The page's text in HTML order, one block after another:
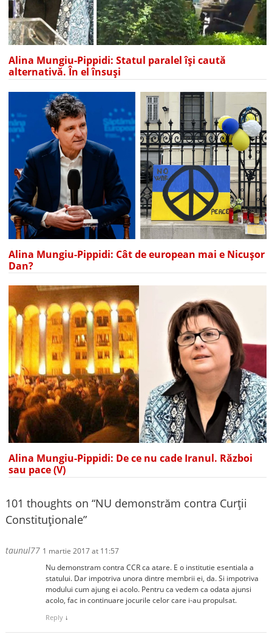
Alina Mungiu-Pippidi: Statul paralel își caută
alternativă. În el însuși
Alina Mungiu-Pippidi: Cât de european mai e Nicușor
Dan?
Alina Mungiu-Pippidi: De ce nu cade Iranul. Război
sau pace (V)
101 thoughts on “NU demonstrăm contra Curţii
Constituţionale”
taunul77 1 martie 2017 at 11:57
Nu demonstram contra CCR ca atare. E o institutie esentiala a
statului. Dar impotriva unora dintre membrii ei, da. Si impotriva
modului cum ajung ei acolo. Pentru ca vedem ca odata ajunsi
acolo, fac in continuare jocurile celor care i-au propulsat.
Reply ↓